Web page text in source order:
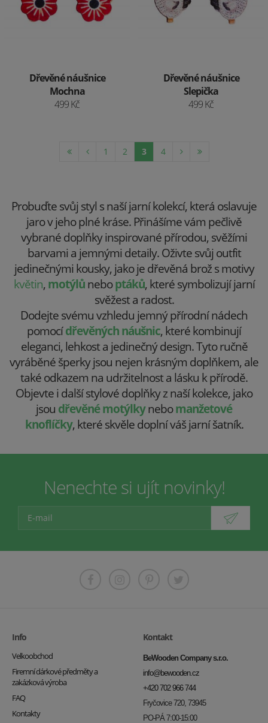
Dřevěné náušnice
Mochna
499 Kč
Dřevěné náušnice
Slepička
499 Kč
1 2 3 4
Probuďte svůj styl s naší jarní kolekcí, která oslavuje
jaro v jeho plné kráse. Přinášíme vám pečlivě
vybrané doplňky inspirované přírodou, svěžími
barvami a jemnými detaily. Oživte svůj outfit
jedinečnými kousky, jako je dřevěná brož s motivy
květin, motýlůneboptáků, které symbolizují jarní
svěžest a radost.
Dodejte svému vzhledu jemný přírodní nádech
pomocídřevěných náušnic, které kombinují
eleganci, lehkost a jedinečný design. Tyto ručně
vyráběné šperky jsou nejen krásným doplňkem, ale
také odkazem na udržitelnost a lásku k přírodě.
Objevte i další stylové doplňky z naší kolekce, jako
jsou dřevěné motýlkynebomanžetové
knoflíčky, které skvěle doplní váš jarní šatník.
Nenechte si ujít novinky!
Info
Velkoobchod
Firemní dárkové předměty a
zakázková výroba
FAQ
Kontakty
Kontakt
BeWooden Company s.r.o.
info@bewooden.cz
+420 702 966 744
Fryčovice 720, 73945
PO-PÁ 7:00-15:00